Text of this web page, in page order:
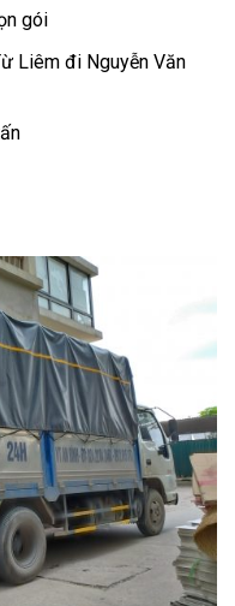
gói
Liêm đi Nguyễn Văn